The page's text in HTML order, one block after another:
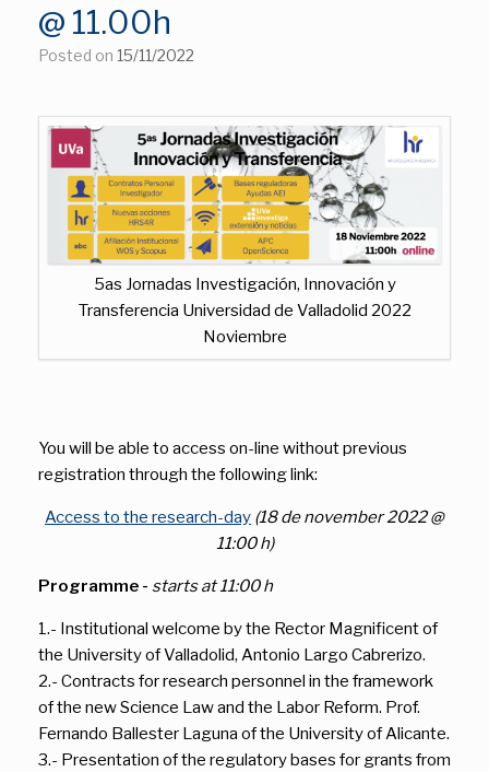
@ 11.00h
Posted on 15/11/2022
5as Jornadas Investigación, Innovación y
Transferencia Universidad de Valladolid 2022
Noviembre
You will be able to access on-line without previous
registration through the following link:
Access to the research-day (18 de november 2022 @
11:00 h)
Programme - starts at 11:00 h
1.- Institutional welcome by the Rector Magnificent of
the University of Valladolid, Antonio Largo Cabrerizo.
2.- Contracts for research personnel in the framework
of the new Science Law and the Labor Reform. Prof.
Fernando Ballester Laguna of the University of Alicante.
3.- Presentation of the regulatory bases for grants from